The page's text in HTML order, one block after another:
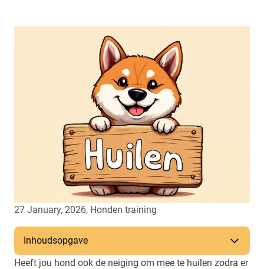
27 January, 2026, Honden training
Inhoudsopgave
Heeft jou hond ook de neiging om mee te huilen zodra er